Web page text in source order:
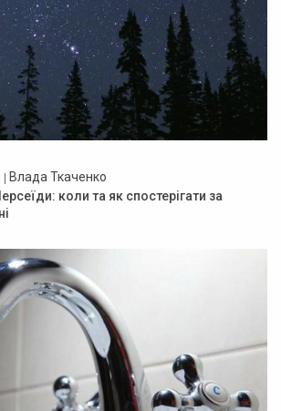
| Влада Ткаченко
коли та як спостерігати за